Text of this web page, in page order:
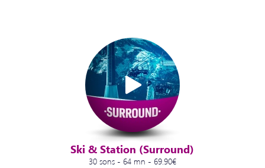
Ski & Station (Surround)
30 sons - 64 mn - 69.90€